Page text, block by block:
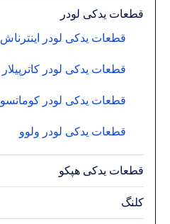
قطعات یدکی لودر
قطعات یدکی لودر اینترناش
قطعات یدکی لودر کاترپیلار
قطعات یدکی لودر کوماتسو
قطعات یدکی لودر ولوو
قطعات یدکی هپکو
کلنگ